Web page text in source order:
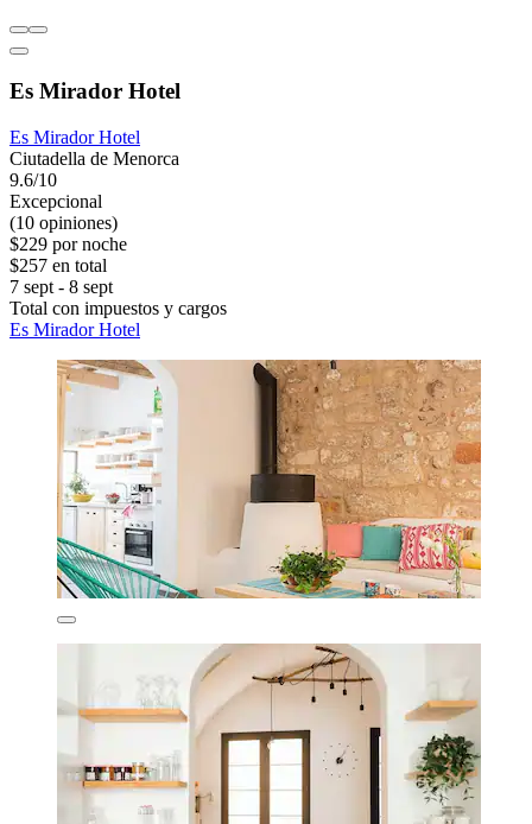
Es Mirador Hotel
Es Mirador Hotel
Ciutadella de Menorca
9.6/10
Excepcional
(10 opiniones)
$229 por noche
$257 en total
7 sept - 8 sept
Total con impuestos y cargos
Es Mirador Hotel